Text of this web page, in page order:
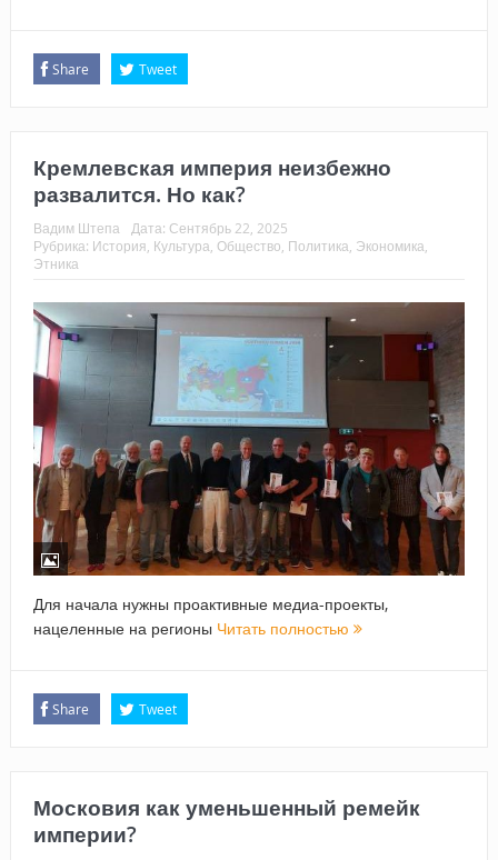
Share Tweet
Кремлевская империя неизбежно
развалится. Но как?
Вадим Штепа Дата: Сентябрь 22, 2025
Рубрика: История, Культура, Общество, Политика, Экономика,
Этника
Для начала нужны проактивные медиа-проекты,
нацеленные на регионы Читать полностью
Share Tweet
Московия как уменьшенный ремейк
империи?